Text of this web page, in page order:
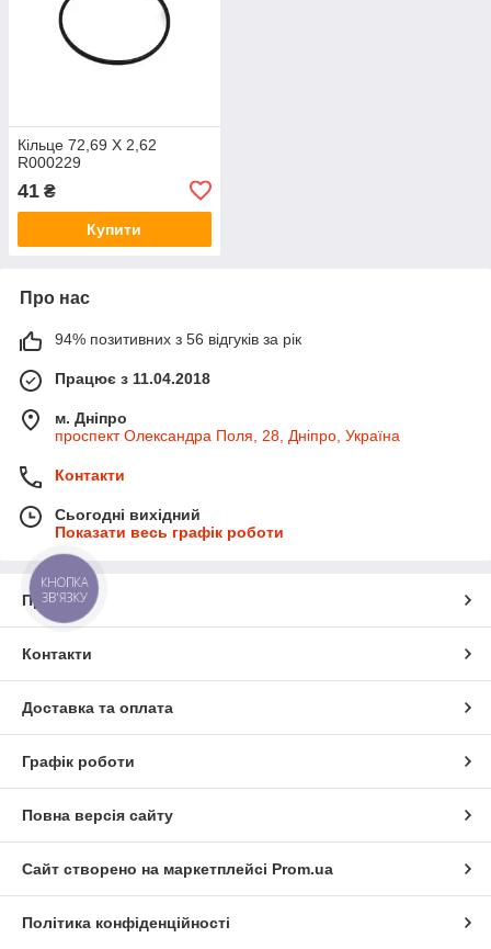
Кільце 72,69 X 2,62
R000229
41 ₴
Купити
Про нас
94% позитивних з 56 відгуків за рік
Працює з 11.04.2018
м. Дніпро
проспект Олександра Поля, 28, Дніпро, Україна
Контакти
Сьогодні вихідний
Показати весь графік роботи
Про нас
Контакти
Доставка та оплата
Графік роботи
Повна версія сайту
Сайт створено на маркетплейсі Prom.ua
Політика конфіденційності
КНОПКА
ЗВ'ЯЗКУ